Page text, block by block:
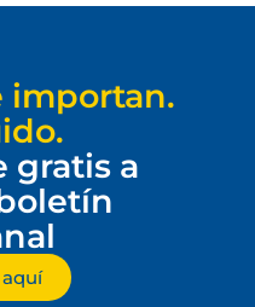
importan.
gratis a